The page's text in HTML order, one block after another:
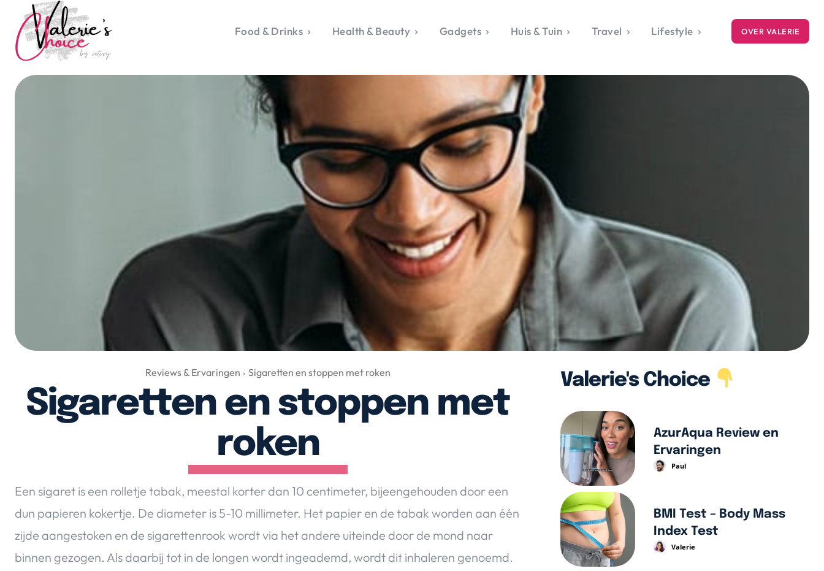
Travel & Culture
Food & Drinks
Happyness & Opmerkelijk
Lifestyle, Sport &
Duurzaamheid
Gadgets & Tech
Top 5 van Valerie
Health & Beauty
Huis & Tuin
Food & Drinks
Health & BeautyGadgets
Huis & TuinTravel Lifestyle
Food & Drinks Health & Beauty Gadgets Huis & Tuin Travel Lifestyle OVER VALERIE
Reviews & Ervaringen Sigaretten en stoppen met roken
Sigaretten en stoppen met
roken
Een sigaret is een rolletje tabak, meestal korter dan 10 centimeter, bijeengehouden door een
dun papieren kokertje. De diameter is 5-10 millimeter. Het papier en de tabak worden aan één
zijde aangestoken en de sigarettenrook wordt via het andere uiteinde door de mond naar
binnen gezogen. Als daarbij tot in de longen wordt ingeademd, wordt dit inhaleren genoemd.
Valerie's Choice
AzurAqua Review en
Ervaringen
Paul
BMI Test – Body Mass
Index Test
Valerie